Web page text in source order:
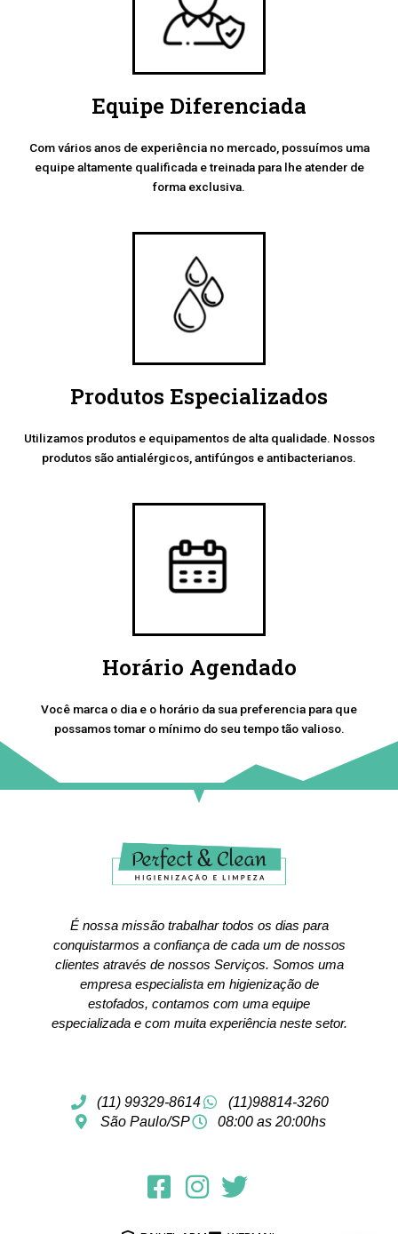
Equipe Diferenciada
Com vários anos de experiência no mercado, possuímos uma
equipe altamente qualificada e treinada para lhe atender de
forma exclusiva.
Produtos Especializados
Utilizamos produtos e equipamentos de alta qualidade. Nossos
produtos são antialérgicos, antifúngos e antibacterianos.
Horário Agendado
Você marca o dia e o horário da sua preferencia para que
possamos tomar o mínimo do seu tempo tão valioso.
É nossa missão trabalhar todos os dias para
conquistarmos a confiança de cada um de nossos
clientes através de nossos Serviços. Somos uma
empresa especialista em higienização de
estofados, contamos com uma equipe
especializada e com muita experiência neste setor.
(11) 99329-8614
(11)98814-3260
São Paulo/SP
08:00 as 20:00hs